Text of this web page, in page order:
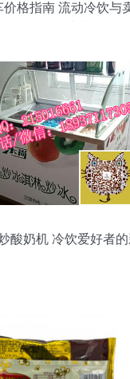
价格指南 流动冷饮与
酸奶机 冷饮爱好者